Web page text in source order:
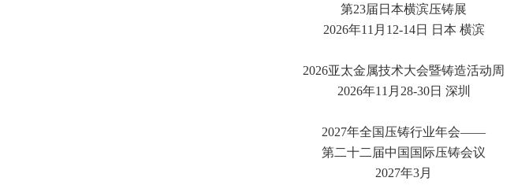
第23届日本横滨压铸展
2026年11月12-14日 日本 横滨
2026亚太金属技术大会暨铸造活动周
2026年11月28-30日 深圳
2027年全国压铸行业年会——
第二十二届中国国际压铸会议
2027年3月